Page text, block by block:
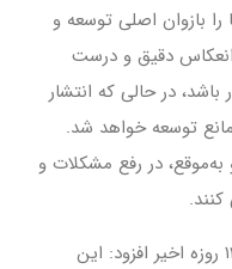
را بازوان اصلی توسعه و
دقیق و درست
در حالی که انتشار
توسعه خواهد شد.
به‌موقع، در رفع مشکلات و
دستمالچیان با اشاره به تبعات جنگ ۱۲ روزه اخیر افزود: این